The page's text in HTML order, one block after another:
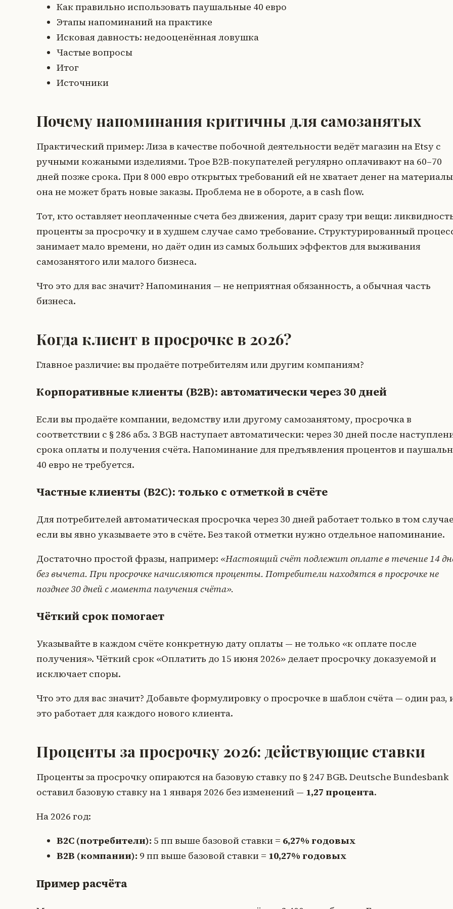
Как правильно использовать паушальные 40 евро
Этапы напоминаний на практике
Исковая давность: недооценённая ловушка
Частые вопросы
Итог
Источники
Почему напоминания критичны для самозанятых
Практический пример: Лиза в качестве побочной деятельности ведёт магазин на Etsy с
ручными кожаными изделиями. Трое B2B-покупателей регулярно оплачивают на 60–70
дней позже срока. При 8 000 евро открытых требований ей не хватает денег на
она не может брать новые заказы. Проблема не в обороте, а в cash flow.
Тот, кто оставляет неоплаченные счета без движения, дарит сразу три вещи:
проценты за просрочку и в худшем случае само требование. Структурированный
занимает мало времени, но даёт один из самых больших эффектов для выживания
самозанятого или малого бизнеса.
Что это для вас значит? Напоминания — не неприятная обязанность, а обычная часть
бизнеса.
Когда клиент в просрочке в 2026?
Главное различие: вы продаёте потребителям или другим компаниям?
Корпоративные клиенты (B2B): автоматически через 30 дней
Если вы продаёте компании, ведомству или другому самозанятому, просрочка в
соответствии с § 286 абз. 3 BGB наступает автоматически: через 30 дней после
срока оплаты и получения счёта. Напоминание для предъявления процентов и
40 евро не требуется.
Частные клиенты (B2C): только с отметкой в счёте
Для потребителей автоматическая просрочка через 30 дней работает только в том
если вы явно указываете это в счёте. Без такой отметки нужно отдельное напоминание.
Достаточно простой фразы, например: «Настоящий счёт подлежит оплате в течение 14
без вычета. При просрочке начисляются проценты. Потребители находятся в просрочке не
позднее 30 дней с момента получения счёта».
Чёткий срок помогает
Указывайте в каждом счёте конкретную дату оплаты — не только «к оплате после
получения». Чёткий срок «Оплатить до 15 июня 2026» делает просрочку доказуемой и
исключает споры.
Что это для вас значит? Добавьте формулировку о просрочке в шаблон счёта — один раз,
это работает для каждого нового клиента.
Проценты за просрочку 2026: действующие ставки
Проценты за просрочку опираются на базовую ставку по § 247 BGB. Deutsche Bundesbank
оставил базовую ставку на 1 января 2026 без изменений — 1,27 процента.
На 2026 год:
B2C (потребители): 5 пп выше базовой ставки = 6,27% годовых
B2B (компании): 9 пп выше базовой ставки = 10,27% годовых
Пример расчёта